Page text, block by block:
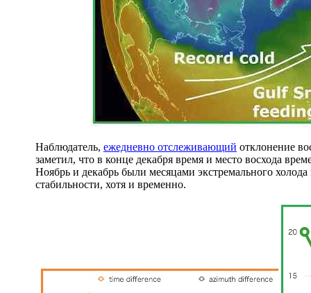
Наблюдатель, ежедневно отслеживающий отклонение
заметил, что в конце декабря время и место восхода
Ноябрь и декабрь были месяцами экстремального
стабильности, хотя и временно.